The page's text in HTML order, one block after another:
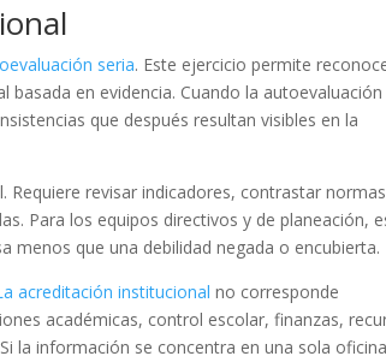
seria. Este ejercicio permite
en evidencia. Cuando la autoevaluación
que después resultan visibles en la
Requiere revisar indicadores, contrastar normas
Para los equipos directivos y de planeación,
menos que una debilidad negada o encubierta.
acreditación institucional no corresponde
académicas, control escolar, finanzas,
la información se concentra en una sola